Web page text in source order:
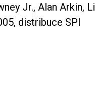
Jr., Alan Arkin, Li
distribuce SPI